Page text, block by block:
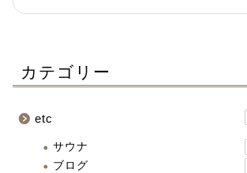
カテゴリー
etc
サウナ
ブログ